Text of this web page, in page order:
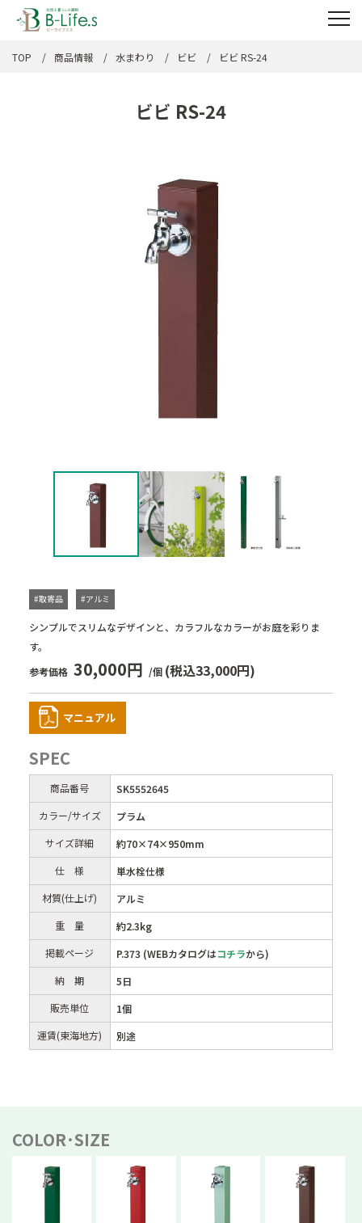
TOP 商品情報 水まわり ビビ ビビ RS-24
ビビ RS-24
シンプルでスリムなデザインと、カラフルなカラーがお庭を彩りま
す。
#取寄品 #アルミ
参考価格 30,000円 /個 (税込33,000円)
マニュアル
SPEC
商品番号
SK5552645
カラー/サイズ
プラム
サイズ詳細
約70×74×950mm
仕 様
単水栓仕様
材質(仕上げ)
アルミ
重 量
約2.3kg
掲載ページ
P.373 (WEBカタログはコチラから)
納 期
5日
販売単位
1個
運賃(東海地方)
別途
COLOR･SIZE